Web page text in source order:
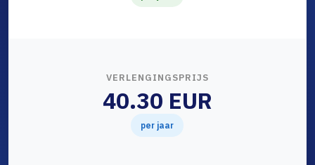
VERLENGINGSPRIJS
40.30 EUR
per jaar